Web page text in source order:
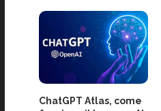
ChatGPT Atlas, come